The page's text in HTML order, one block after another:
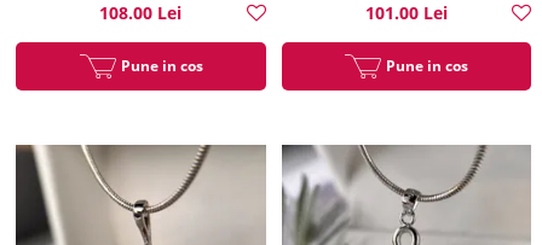
108.00 Lei
Pune in cos
101.00 Lei
Pune in cos